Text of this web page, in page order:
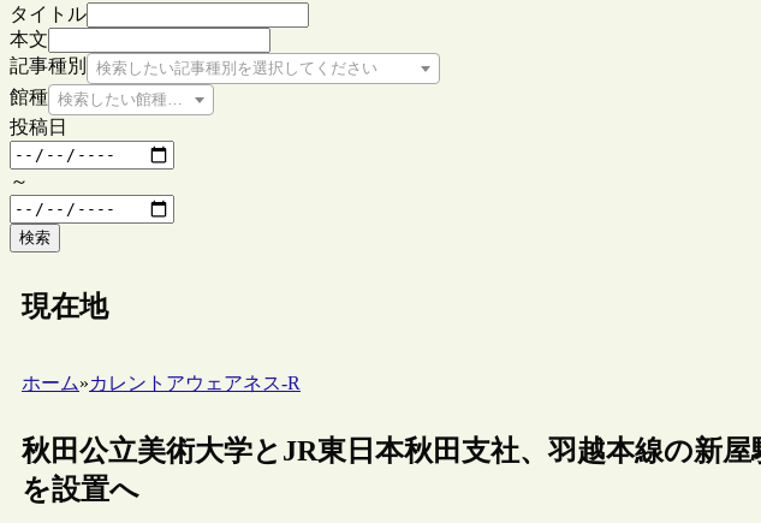
タイトル
本文
記事種別
検索したい記事種別を選択してください
館種 検索したい館種を選択してください
投稿日
～
検索
現在地
ホーム»カレントアウェアネス-R
秋田公立美術大学とJR東日本秋田支社、羽越本線の新屋
を設置へ